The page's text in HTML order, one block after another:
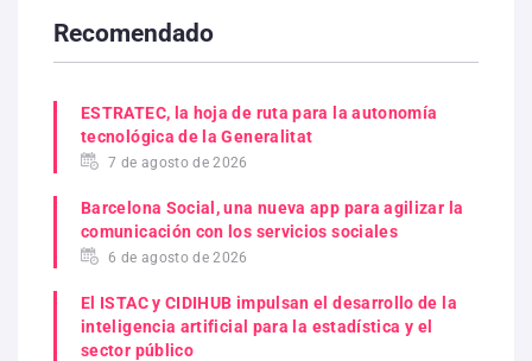
Recomendado
ESTRATEC, la hoja de ruta para la autonomía
tecnológica de la Generalitat
7 de agosto de 2026
Barcelona Social, una nueva app para agilizar la
comunicación con los servicios sociales
6 de agosto de 2026
El ISTAC y CIDIHUB impulsan el desarrollo de la
inteligencia artificial para la estadística y el
sector público